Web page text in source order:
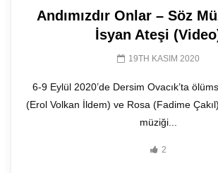
Andımızdır Onlar – Söz
İsyan Ateşi
19TH KASIM 2020
6-9 Eylül 2020’de Dersim Ovacık’ta
(Erol Volkan İldem) ve Rosa (Fadime
müziği...
2